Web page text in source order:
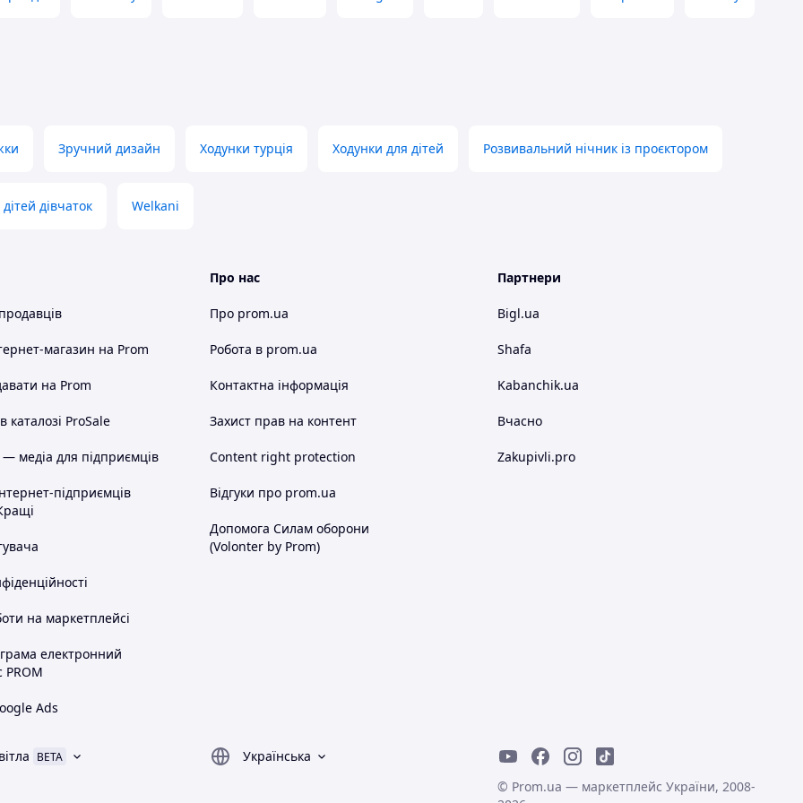
Зручний дизайн Ходунки турція Ходунки для дітей Розвивальний нічник із проєктором
дівчаток Welkani
магазин на Prom
на Prom
каталозі ProSale
медіа для підприємців
підприємців
на маркетплейсі
електронний
PROM
Ads
Про нас
Про prom.ua
Робота в prom.ua
Контактна інформація
Захист прав на контент
Content right protection
Відгуки про prom.ua
Допомога Силам оборони
(Volonter by Prom)
Партнери
Bigl.ua
Shafa
Kabanchik.ua
Вчасно
Zakupivli.pro
BETA
Українська
© Prom.ua — маркетплейс України, 2008-